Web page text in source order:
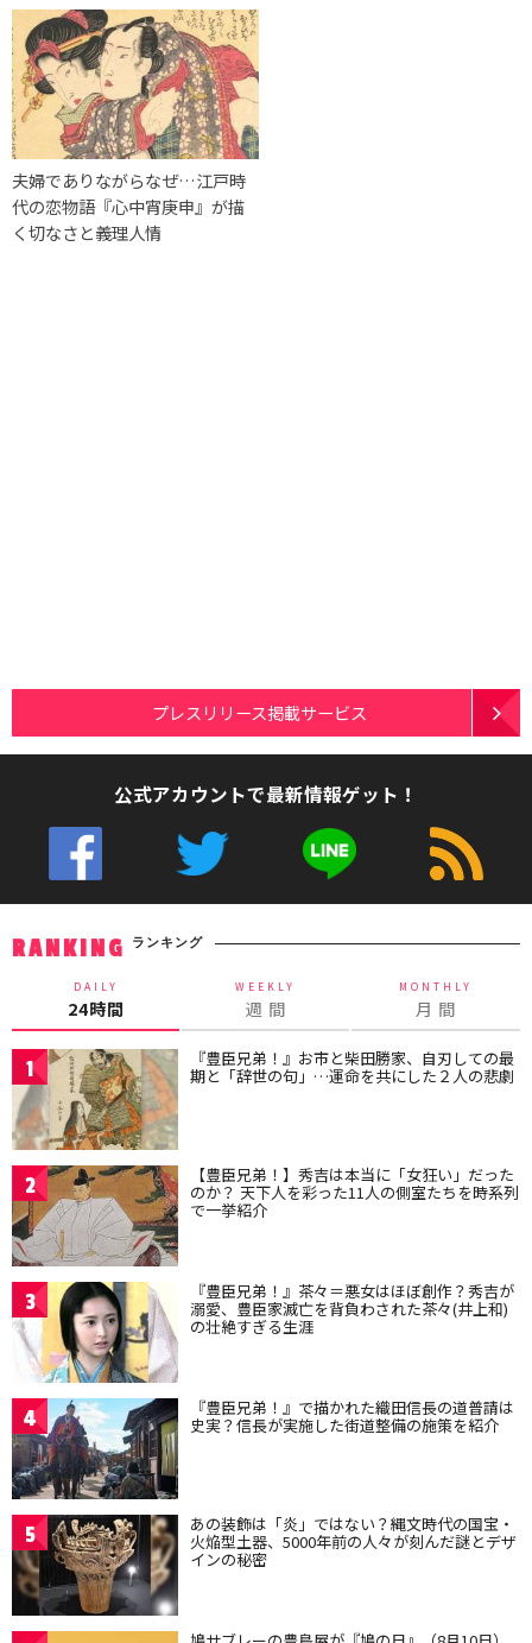
夫婦でありながらなぜ…江戸時
代の恋物語『心中宵庚申』が描
く切なさと義理人情
プレスリリース掲載サービス
公式アカウントで最新情報ゲット！
RANKING ランキング
DAILY
24時間
WEEKLY
週 間
MONTHLY
月 間
1 『豊臣兄弟！』お市と柴田勝家、自刃しての最
期と「辞世の句」…運命を共にした２人の悲劇
2 【豊臣兄弟！】秀吉は本当に「女狂い」だった
のか？ 天下人を彩った11人の側室たちを時系列
で一挙紹介
3 『豊臣兄弟！』茶々＝悪女はほぼ創作？秀吉が
溺愛、豊臣家滅亡を背負わされた茶々(井上和)
の壮絶すぎる生涯
4 『豊臣兄弟！』で描かれた織田信長の道普請は
史実？信長が実施した街道整備の施策を紹介
5 あの装飾は「炎」ではない？縄文時代の国宝・
火焔型土器、5000年前の人々が刻んだ謎とデザ
インの秘密